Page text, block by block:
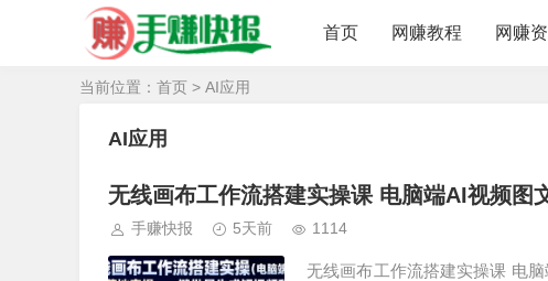
首页 网赚教程 网赚
当前位置： 首页 > AI应用
AI应用
无线画布工作流搭建实操课 电脑端AI视频图
手赚快报 5天前 1114
无线画布工作流搭建实操课 电